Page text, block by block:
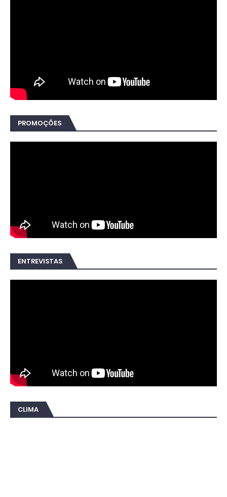
PROMOÇÕES
ENTREVISTAS
CLIMA